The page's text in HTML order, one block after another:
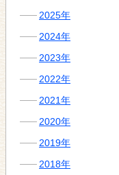
2025年
2024年
2023年
2022年
2021年
2020年
2019年
2018年